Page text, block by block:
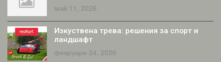
май 11, 2026
Изкуствена трева: решения за спорт и
ландшафт
февруари 24, 2026